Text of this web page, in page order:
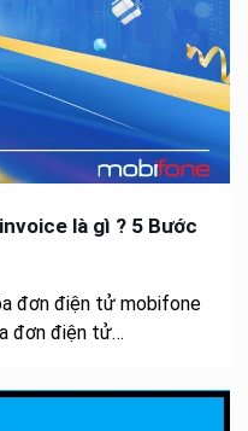
là gì ? 5 Bước
đơn điện tử mobifone
đơn điện tử…